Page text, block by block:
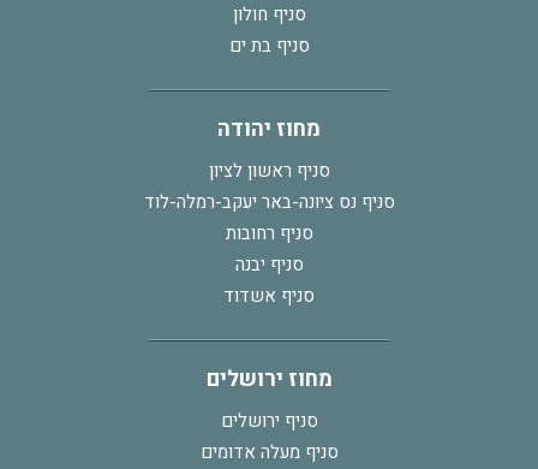
סניף חולון
סניף בת ים
מחוז יהודה
סניף ראשון לציון
סניף נס ציונה-באר יעקב-רמלה-לוד
סניף רחובות
סניף יבנה
סניף אשדוד
מחוז ירושלים
סניף ירושלים
סניף מעלה אדומים